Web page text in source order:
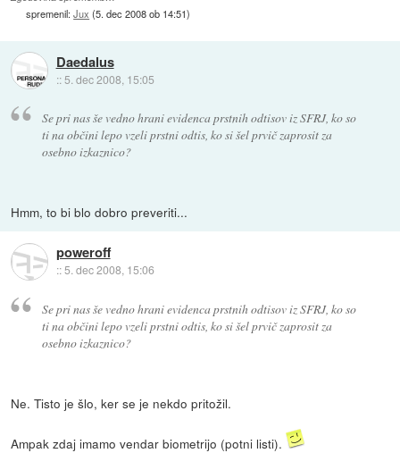
spremenil:Jux (5. dec 2008 ob 14:51)
Daedalus
:: 5. dec 2008, 15:05
Se pri nas še vedno hrani evidenca prstnih odtisov iz SFRJ, ko so
ti na občini lepo vzeli prstni odtis, ko si šel prvič zaprosit za
osebno izkaznico?
Hmm, to bi blo dobro preveriti...
poweroff
::5. dec 2008, 15:06
Se pri nas še vedno hrani evidenca prstnih odtisov iz SFRJ, ko so
ti na občini lepo vzeli prstni odtis, ko si šel prvič zaprosit za
osebno izkaznico?
Ne. Tisto je šlo, ker se je nekdo pritožil.
Ampak zdaj imamo vendar biometrijo (potni listi).